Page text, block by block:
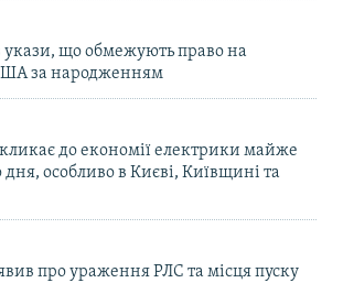
укази, що обмежують право на
за народженням
до економії електрики майже
дня, особливо в Києві, Київщині та
про ураження РЛС та місця пуску